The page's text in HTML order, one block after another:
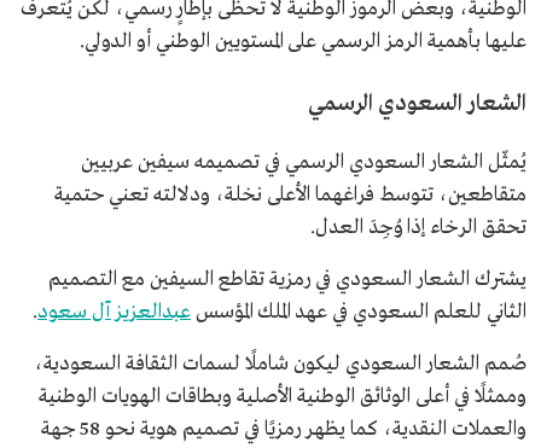
الوطنية، وبعض الرموز الوطنية لا تحظى بإطارٍ رسمي، لكن يُتعرف
عليها بأهمية الرمز الرسمي على المستويين الوطني أو الدولي.
الشعار السعودي الرسمي
يُمثّل الشعار السعودي الرسمي في تصميمه سيفين عربيين
متقاطعين، تتوسط فراغهما الأعلى نخلة، ودلالته تعني حتمية
تحقق الرخاء إذا وُجِدَ العدل.
يشترك الشعار السعودي في رمزية تقاطع السيفين مع التصميم
الثاني للعلم السعودي في عهد الملك المؤسسعبدالعزيز آل سعود.
صُمم الشعار السعودي ليكون شاملًا لسمات الثقافة السعودية،
وممثلًا في أعلى الوثائق الوطنية الأصلية وبطاقات الهويات الوطنية
والعملات النقدية، كما يظهر رمزيًا في تصميم هوية نحو 58 جهة